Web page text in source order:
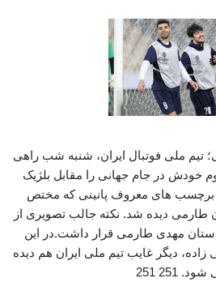
تیم ملی فوتبال ایران، شنبه شب راهی
خودش در جام جهانی را مقابل بلژیک
برچسب های معروف پانینی که مختص
طارمی دیده شد. نکته جالب تصویری از
مهدی طارمی قرار داشت.در این
دیگر غایب تیم ملی ایران هم دیده
251 251